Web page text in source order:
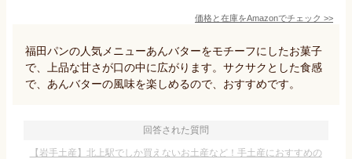
価格と在庫をAmazonでチェック >>
福田パンの人気メニューあんバターをモチーフにしたお菓子
で、上品な甘さが口の中に広がります。サクサクとした食感
で、あんバターの風味を楽しめるので、おすすめです。
回答された質問
【岩手土産】北上駅でしか買えないお土産など！手土産におすすめの